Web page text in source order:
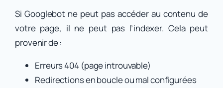
Si Googlebot ne peut pas accéder au contenu de
votre page, il ne peut pas l’indexer. Cela peut
provenir de :
Erreurs 404 (page introuvable)
Redirections en boucle ou mal configurées